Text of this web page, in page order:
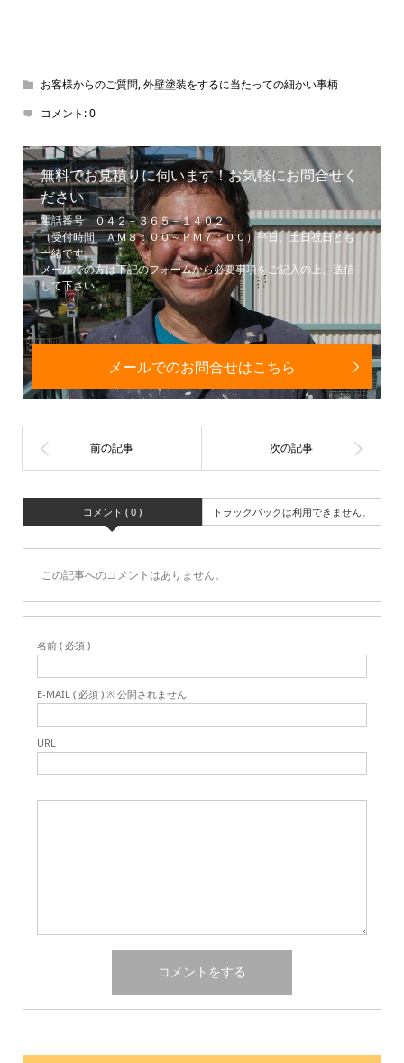
お客様からのご質問,外壁塗装をするに当たっての細かい事柄
コメント:0
無料でお見積りに伺います！お気軽にお問合せく
ださい
電話番号 ０４２－３６５－１４０２
（受付時間 ＡＭ８：００～ＰＭ７：００）平日、土日祝日とも
一緒です。
メールでの方は下記のフォームから必要事項をご記入の上、送信
して下さい。
メールでのお問合せはこちら
コメント ( 0 ) トラックバックは利用できません。
この記事へのコメントはありません。
名前 ( 必須 )
E-MAIL ( 必須 ) ※ 公開されません
URL